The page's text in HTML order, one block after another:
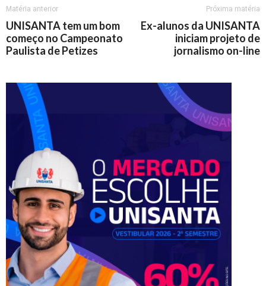
Matéria anterior
UNISANTA tem um bom
começo no Campeonato
Paulista de Petizes
Próxima matéria
Ex-alunos da UNISANTA
iniciam projeto de
jornalismo on-line